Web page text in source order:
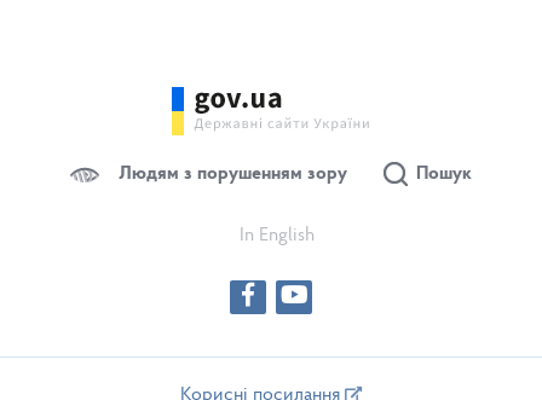
Людям з порушенням зору Пошук
In English
Корисні посилання